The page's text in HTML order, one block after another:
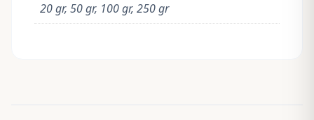
20 gr, 50 gr, 100 gr, 250 gr